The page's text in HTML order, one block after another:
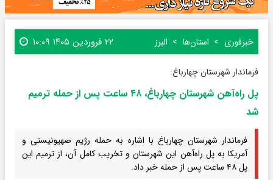
خبرفوری استان‌ها البرز ۲۲ فروردین ۱۴۰۵ ۱۰:۰۹
فرماندار شهرستان چهارباغ:
پل راه‌آهن شهرستان چهارباغ، ۴۸ ساعت پس از حمله ترمیم
شد
فرماندار شهرستان چهارباغ با اشاره به حمله رژیم صهیونیستی و
آمریکا به پل راه‌آهن این شهرستان و تخریب کامل آن، از ترمیم این
پل ۴۸ ساعت پس از حمله خبر داد.